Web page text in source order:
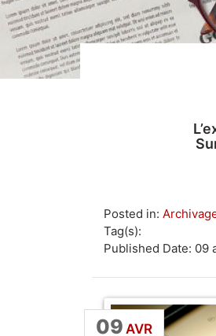
Posted in:
Tag(s):
Published Date: 09
09 AVR